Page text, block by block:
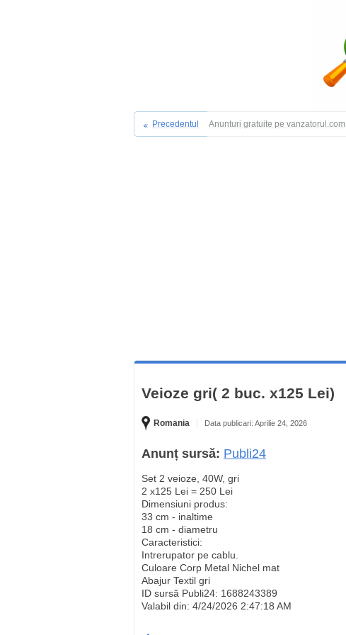
Precedentul Anunturi gratuite pe vanzatorul.com
Veioze gri( 2 buc. x125 Lei)
Romania Data publicari: Aprilie 24, 2026
Anunț sursă: Publi24
Set 2 veioze, 40W, gri
2 x125 Lei = 250 Lei
Dimensiuni produs:
33 cm - inaltime
18 cm - diametru
Caracteristici:
Intrerupator pe cablu.
Culoare Corp Metal Nichel mat
Abajur Textil gri
ID sursă Publi24: 1688243389
Valabil din: 4/24/2026 2:47:18 AM